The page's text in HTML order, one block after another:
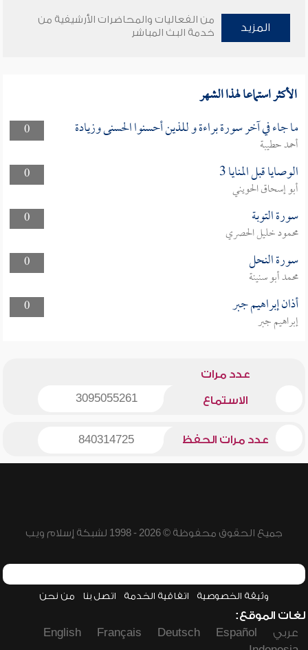
المزيد
من الفعاليات والمحاضرات الأرشيفية من
خدمة البث المباشر
الأكثر استماعا لهذا الشهر
0 ما جاء في آخر سورة براءة و للذين أحسنوا الحسنى وزيادة
أحمد حطيبة
0
الوصايا قبل المنايا 3
أبو إسحاق الحويني
0
سورة التوبة
محمود خليل الحصري
0
سورة النحل
محمد أبو سنينة
0
أذان إبراهيم جبر
إبراهيم جبر
عدد مرات
الاستماع 3095055261
عدد مرات الحفظ 840314725
جميع الحقوق محفوظة © 2026 - 1998 لشبكة إسلام ويب
وثيقة الخصوصية اتفاقية الخدمة اتصل بنا من نحن
لغات الموقع:
عربي
Español
Deutsch
Français
English